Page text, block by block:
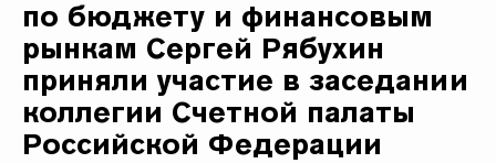
по бюджету и финансовым
рынкам Сергей Рябухин
приняли участие в заседании
коллегии Счетной палаты
Российской Федерации